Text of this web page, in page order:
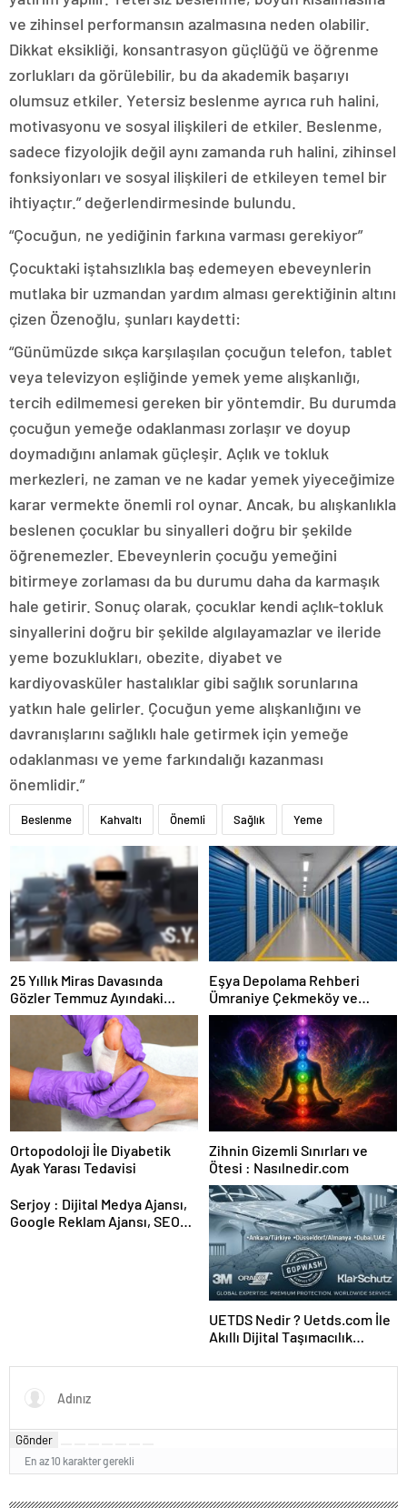
ve zihinsel performansın azalmasına neden olabilir.
Dikkat eksikliği, konsantrasyon güçlüğü ve öğrenme
zorlukları da görülebilir, bu da akademik başarıyı
olumsuz etkiler. Yetersiz beslenme ayrıca ruh halini,
motivasyonu ve sosyal ilişkileri de etkiler. Beslenme,
sadece fizyolojik değil aynı zamanda ruh halini, zihinsel
fonksiyonları ve sosyal ilişkileri de etkileyen temel bir
ihtiyaçtır.” değerlendirmesinde bulundu.
“Çocuğun, ne yediğinin farkına varması gerekiyor”
Çocuktaki iştahsızlıkla baş edemeyen ebeveynlerin
mutlaka bir uzmandan yardım alması gerektiğinin altını
çizen Özenoğlu, şunları kaydetti:
“Günümüzde sıkça karşılaşılan çocuğun telefon, tablet
veya televizyon eşliğinde yemek yeme alışkanlığı,
tercih edilmemesi gereken bir yöntemdir. Bu durumda
çocuğun yemeğe odaklanması zorlaşır ve doyup
doymadığını anlamak güçleşir. Açlık ve tokluk
merkezleri, ne zaman ve ne kadar yemek yiyeceğimize
karar vermekte önemli rol oynar. Ancak, bu alışkanlıkla
beslenen çocuklar bu sinyalleri doğru bir şekilde
öğrenemezler. Ebeveynlerin çocuğu yemeğini
bitirmeye zorlaması da bu durumu daha da karmaşık
hale getirir. Sonuç olarak, çocuklar kendi açlık-tokluk
sinyallerini doğru bir şekilde algılayamazlar ve ileride
yeme bozuklukları, obezite, diyabet ve
kardiyovasküler hastalıklar gibi sağlık sorunlarına
yatkın hale gelirler. Çocuğun yeme alışkanlığını ve
davranışlarını sağlıklı hale getirmek için yemeğe
odaklanması ve yeme farkındalığı kazanması
önemlidir.”
Beslenme Kahvaltı Önemli Sağlık Yeme
25 Yıllık Miras Davasında
Gözler Temmuz Ayındaki
Karar Duruşmasına Çevrildi
Eşya Depolama Rehberi
Ümraniye Çekmeköy ve
Kadıköy
Ortopodoloji İle Diyabetik
Ayak Yarası Tedavisi
Zihnin Gizemli Sınırları ve
Ötesi : Nasılnedir.com
Serjoy : Dijital Medya Ajansı,
Google Reklam Ajansı, SEO
UETDS Nedir ? Uetds.com İle
Akıllı Dijital Taşımacılık
Gönder
En az 10 karakter gerekli